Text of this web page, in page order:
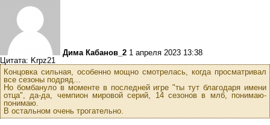
Дима Кабанов_2 1 апреля 2023 13:38
Цитата: Krpz21
Концовка сильная, особенно мощно смотрелась, когда просматривал
все сезоны подряд...
Но бомбануло в моменте в последней игре "ты тут благодаря имени
отца", да-да, чемпион мировой серий, 14 сезонов в млб, понимаю-
понимаю.
В остальном очень трогательно.